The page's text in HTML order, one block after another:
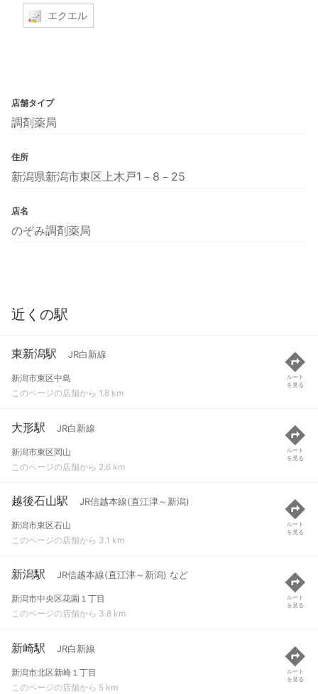
エクエル
店舗タイプ
調剤薬局
住所
新潟県新潟市東区上木戸1－8－25
店名
のぞみ調剤薬局
近くの駅
東新潟駅 JR白新線
新潟市東区中島
このページの店舗から 1.8 km
ルート
を見る
大形駅 JR白新線
新潟市東区岡山
このページの店舗から 2.6 km
ルート
を見る
越後石山駅 JR信越本線(直江津～新潟)
新潟市東区石山
このページの店舗から 3.1 km
ルート
を見る
新潟駅 JR信越本線(直江津～新潟) など
新潟市中央区花園１丁目
このページの店舗から 3.8 km
ルート
を見る
新崎駅 JR白新線
新潟市北区新崎１丁目
このページの店舗から 5 km
ルート
を見る